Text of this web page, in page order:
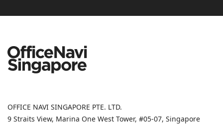
OFFICE NAVI SINGAPORE PTE. LTD.
9 Straits View, Marina One West Tower, #05-07, Singapore